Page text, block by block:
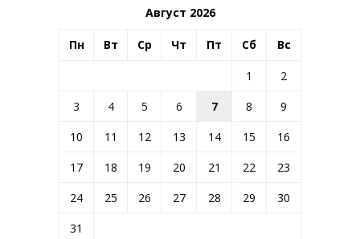
Август 2026
Пн Вт Ср Чт Пт Сб Вс
1
2
3
4 5 6 7 8
9
10
11 12 13 14 15
16
17
18 19 20 21 22
23
24
25 26 27 28 29
30
31